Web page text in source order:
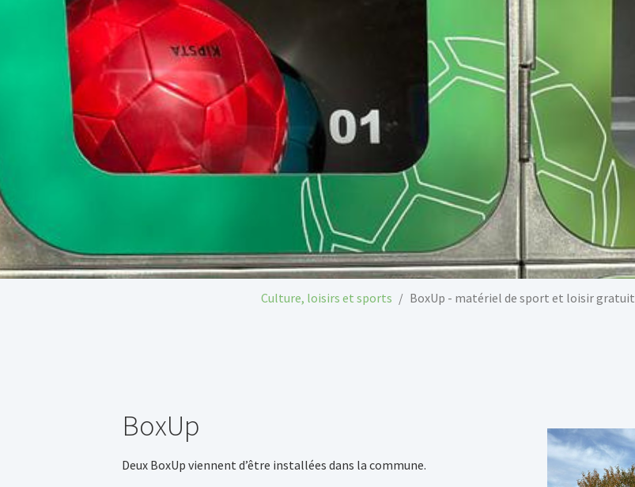
Culture, loisirs et sports BoxUp - matériel de sport et loisir gratuit
BoxUp
Deux BoxUp viennent d’être installées dans la commune.